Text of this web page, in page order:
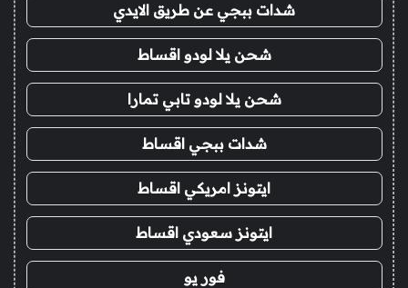
شدات ببجي عن طريق الايدي
شحن يلا لودو اقساط
شحن يلا لودو تابي تمارا
شدات ببجي اقساط
ايتونز امريكي اقساط
ايتونز سعودي اقساط
فور يو